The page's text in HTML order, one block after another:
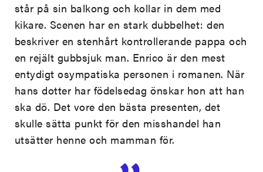
står på sin balkong och kollar in dem med
kikare. Scenen har en stark dubbelhet: den
beskriver en stenhårt kontrollerande pappa och
en rejält gubbsjuk man. Enrico är den mest
entydigt osympatiska personen i romanen. När
hans dotter har födelsedag önskar hon att han
ska dö. Det vore den bästa presenten, det
skulle sätta punkt för den misshandel han
utsätter henne och mamman för.